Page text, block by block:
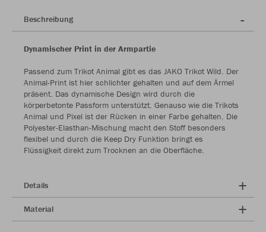
Beschreibung
Dynamischer Print in der Armpartie
Passend zum Trikot Animal gibt es das JAKO Trikot Wild. Der
Animal-Print ist hier schlichter gehalten und auf dem Ärmel
präsent. Das dynamische Design wird durch die
körperbetonte Passform unterstützt. Genauso wie die Trikots
Animal und Pixel ist der Rücken in einer Farbe gehalten. Die
Polyester-Elasthan-Mischung macht den Stoff besonders
flexibel und durch die Keep Dry Funktion bringt es
Flüssigkeit direkt zum Trocknen an die Oberfläche.
Details
Material